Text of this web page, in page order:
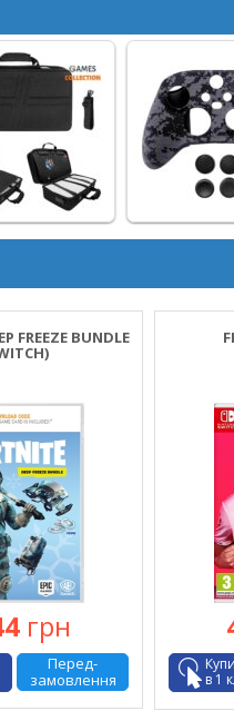
FREEZE BUNDLE
грн
Перед-
замовлення
в 1